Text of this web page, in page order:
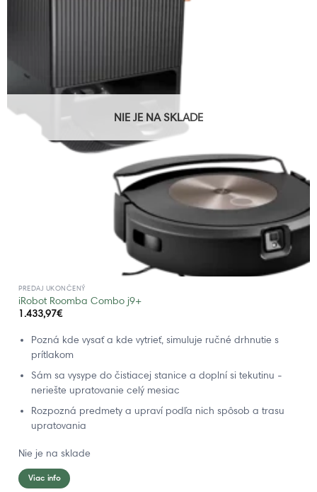
NIE JE NA SKLADE
PREDAJ UKONČENÝ
iRobot Roomba Combo j9+
1.433,97€
Pozná kde vysať a kde vytrieť, simuluje ručné drhnutie s
prítlakom
Sám sa vysype do čistiacej stanice a doplní si tekutinu -
neriešte upratovanie celý mesiac
Rozpozná predmety a upraví podľa nich spôsob a trasu
upratovania
Nie je na sklade
Viac info